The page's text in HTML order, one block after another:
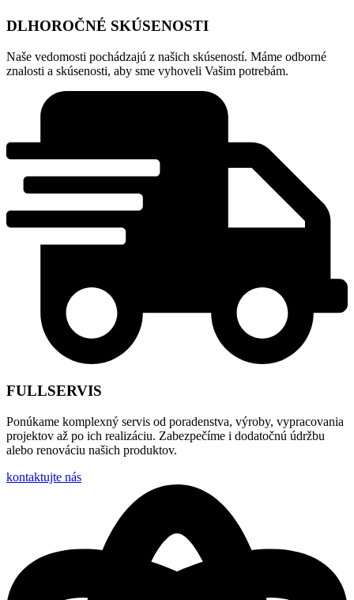
DLHOROČNÉ SKÚSENOSTI
Naše vedomosti pochádzajú z našich skúseností. Máme odborné
znalosti a skúsenosti, aby sme vyhoveli Vašim potrebám.
FULLSERVIS
Ponúkame komplexný servis od poradenstva, výroby, vypracovania
projektov až po ich realizáciu. Zabezpečíme i dodatočnú údržbu
alebo renováciu našich produktov.
kontaktujte nás